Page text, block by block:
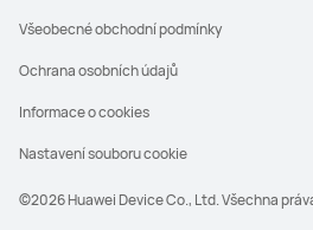
©2026 Huawei Device Co., Ltd. Všechna
Všeobecné obchodní podmínky
Ochrana osobních údajů
Informace o cookies
Nastavení souboru cookie